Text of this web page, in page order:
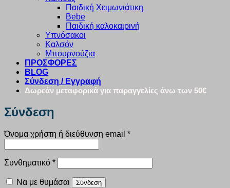
Παιδική Χειμωνιάτικη
Bebe
Παιδική καλοκαιρινή
Υπνόσακοι
Καλσόν
Μπουρνούζια
ΠΡΟΣΦΟΡΕΣ
BLOG
Σύνδεση / Εγγραφή
Δωρεάν μεταφορικά για παραγγελίες άνω των 50€
Σύνδεση
Όνομα χρήστη ή διεύθυνση email *Απαιτείται
Συνθηματικό *Απαιτείται
Να με θυμάσαι Σύνδεση